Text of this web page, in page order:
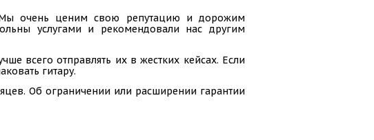
Мы очень ценим свою репутацию и дорожим
услугами и рекомендовали нас другим
всего отправлять их в жестких кейсах. Если
гитару.
Об ограничении или расширении гарантии